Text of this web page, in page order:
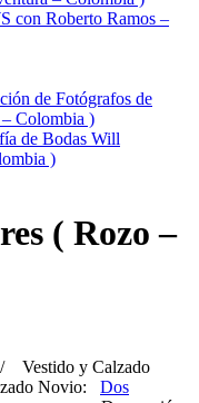
con Roberto Ramos –
de Fotógrafos de
Colombia )
de Bodas Will
)
( Rozo –
Vestido y Calzado
Novio: Dos